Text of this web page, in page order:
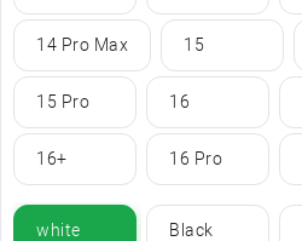
14 Pro Max 15
15 Pro 16
16+ 16 Pro
white Black